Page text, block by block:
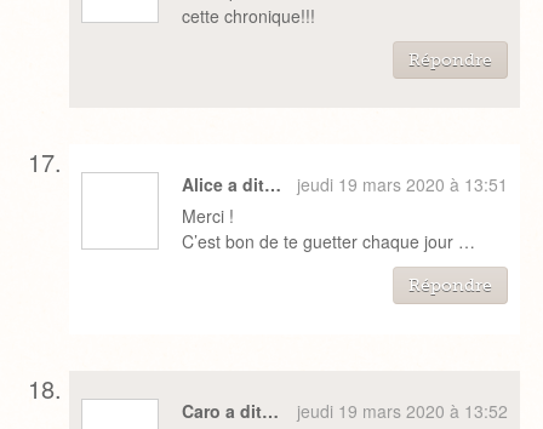
cette chronique!!!
Répondre
Alice a dit…
jeudi 19 mars 2020 à 13:51
Merci !
C’est bon de te guetter chaque jour …
Répondre
Caro a dit…
jeudi 19 mars 2020 à 13:52